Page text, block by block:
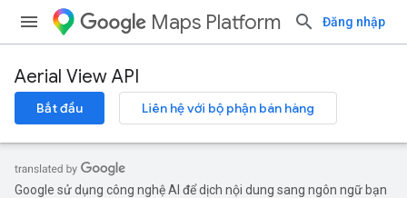
Maps Platform Đăng nhập
Aerial View API
Bắt đầu Liên hệ với bộ phận bán hàng
Google sử dụng công nghệ AI để dịch nội dung sang ngôn ngữ bạn